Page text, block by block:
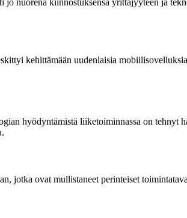
jo nuorena kiinnostuksensa yrittäjyyteen ja
kehittämään uudenlaisia
hyödyntämistä liiketoiminnassa on
jotka ovat mullistaneet perinteiset